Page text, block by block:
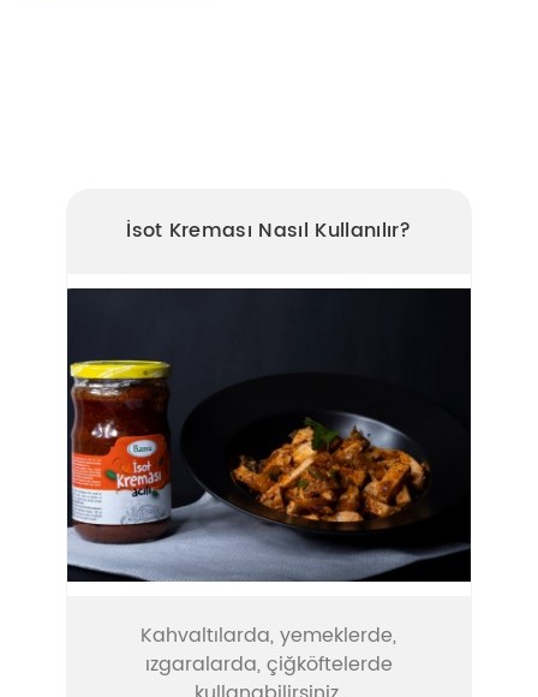
İsot Kreması Nasıl Kullanılır?
Kahvaltılarda, yemeklerde,
ızgaralarda, çiğköftelerde